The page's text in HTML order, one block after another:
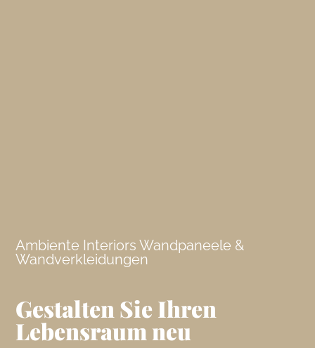
Ambiente Interiors Wandpaneele &
Wandverkleidungen
Gestalten Sie Ihren
Lebensraum neu